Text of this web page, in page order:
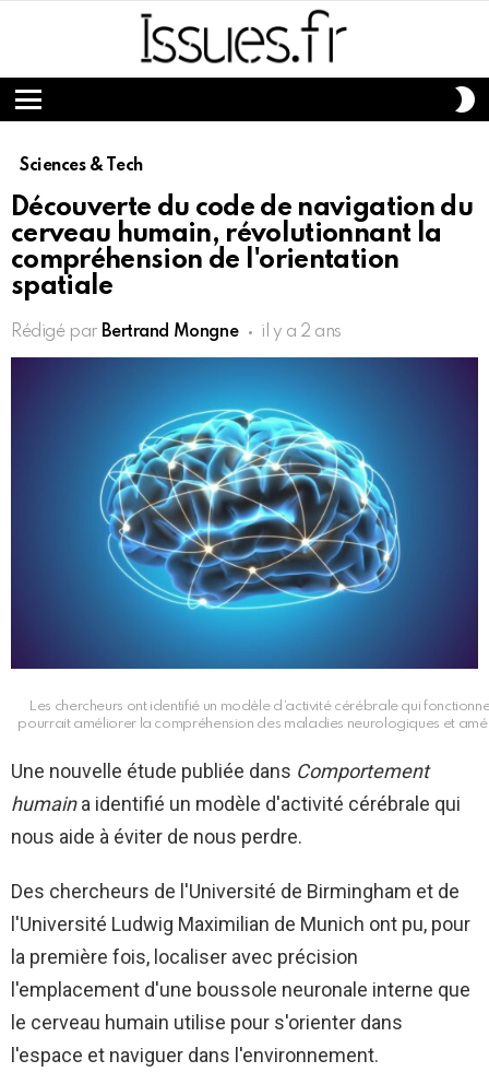
Menu
Sciences & Tech
Découverte du code de navigation du
cerveau humain, révolutionnant la
compréhension de l'orientation
spatiale
Rédigé par Bertrand Mongne il y a 2 ans
Les chercheurs ont identifié un modèle d’activité cérébrale qui
pourrait améliorer la compréhension des maladies neurologiques et
Une nouvelle étude publiée dans Comportement
humaina identifié un modèle d'activité cérébrale qui
nous aide à éviter de nous perdre.
Des chercheurs de l'Université de Birmingham et de
l'Université Ludwig Maximilian de Munich ont pu, pour
la première fois, localiser avec précision
l'emplacement d'une boussole neuronale interne que
le cerveau humain utilise pour s'orienter dans
l'espace et naviguer dans l'environnement.